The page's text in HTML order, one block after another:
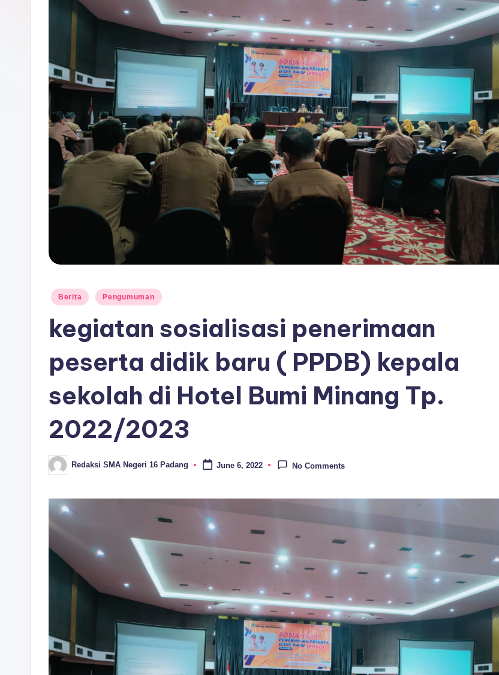
A
N
G
Posted
Berita Pengumuman
kegiatan sosialisasi penerimaan
peserta didik baru ( PPDB) kepala
sekolah di Hotel Bumi Minang Tp.
2022/2023
Posted
by
Redaksi SMA Negeri 16 Padang June 6, 2022 No Comments